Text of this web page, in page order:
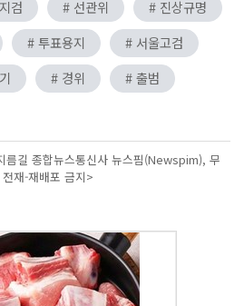
검 # 선관위
# 진상규명
# 투표용지
# 서울고검
# 경위
# 출범
름길 종합뉴스통신사 뉴스핌(Newspim), 무
전재-재배포 금지>